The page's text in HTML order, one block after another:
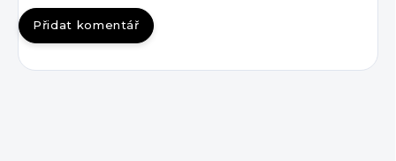
Přidat komentář